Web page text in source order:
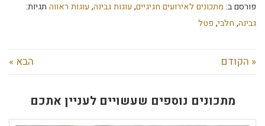
פורסם ב: מתכונים לאירועים חגיגיים, עוגות גבינה, עוגות ראווה תגיות:
גבינה, חלבי, פטל
« הקודם הבא »
מתכונים נוספים שעשויים לעניין אתכם